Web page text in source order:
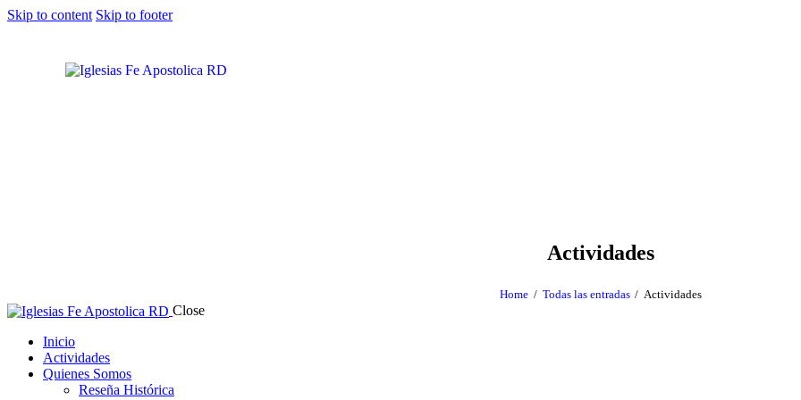
Skip to content Skip to footer
Actividades
Home Todas las entradas Actividades
Close
Inicio
Actividades
Quienes Somos
Reseña Histórica